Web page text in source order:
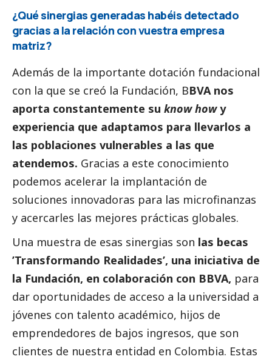
¿Qué sinergias generadas habéis detectado
gracias a la relación con vuestra empresa
matriz?
Además de la importante dotación fundacional
con la que se creó la Fundación, BBVA nos
aporta constantemente su know howy
experiencia que adaptamos para llevarlos a
las poblaciones vulnerables a las que
atendemos. Gracias a este conocimiento
podemos acelerar la implantación de
soluciones innovadoras para las microfinanzas
y acercarles las mejores prácticas globales.
Una muestra de esas sinergias son las becas
’Transformando Realidades’, una iniciativa de
la Fundación, en colaboración con BBVA, para
dar oportunidades de acceso a la universidad a
jóvenes con talento académico, hijos de
emprendedores de bajos ingresos, que son
clientes de nuestra entidad en Colombia. Estas